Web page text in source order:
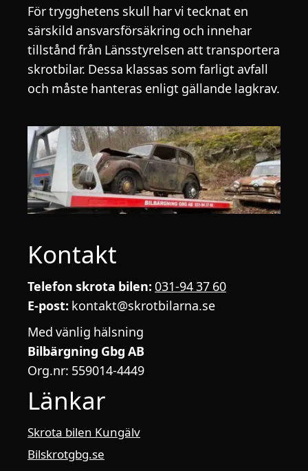
För trygghetens skull har vi tecknat en
särskild ansvarsförsäkring och innehar
tillstånd från Länsstyrelsen att transportera
skrotbilar. Dessa klassas som farligt avfall
och måste hanteras enligt gällande lagkrav.
Kontakt
Telefon skrota bilen: 031-94 37 60
E-post: kontakt@skrotbilarna.se
Med vänlig hälsning
Bilbärgning Gbg AB
Org.nr: 559014-4449
Länkar
Skrota bilen Kungälv
Bilskrotgbg.se